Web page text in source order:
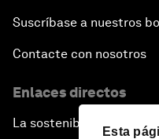
Esta
Suscríbase a nuestros
Contacte con nosotros
Enlaces directos
La sostenibilidad en el